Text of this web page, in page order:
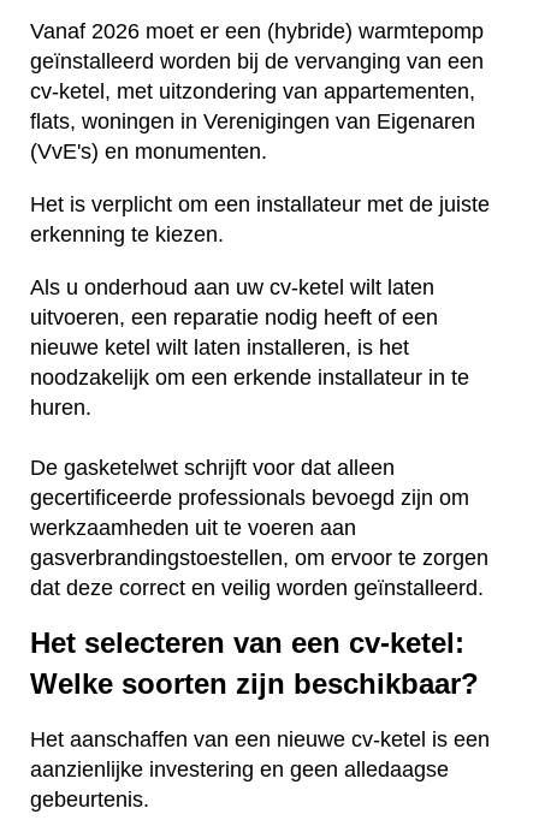
Vanaf 2026 moet er een (hybride) warmtepomp
geïnstalleerd worden bij de vervanging van een
cv-ketel, met uitzondering van appartementen,
flats, woningen in Verenigingen van Eigenaren
(VvE's) en monumenten.
Het is verplicht om een installateur met de juiste
erkenning te kiezen.
Als u onderhoud aan uw cv-ketel wilt laten
uitvoeren, een reparatie nodig heeft of een
nieuwe ketel wilt laten installeren, is het
noodzakelijk om een erkende installateur in te
huren.
De gasketelwet schrijft voor dat alleen
gecertificeerde professionals bevoegd zijn om
werkzaamheden uit te voeren aan
gasverbrandingstoestellen, om ervoor te zorgen
dat deze correct en veilig worden geïnstalleerd.
Het selecteren van een cv-ketel:
Welke soorten zijn beschikbaar?
Het aanschaffen van een nieuwe cv-ketel is een
aanzienlijke investering en geen alledaagse
gebeurtenis.